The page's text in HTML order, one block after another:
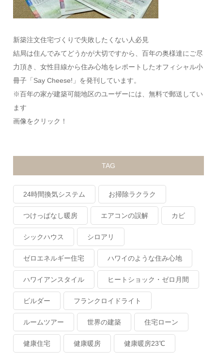
新築注文住宅づくりで失敗したくない人必見
結局は住んでみてどうかが大切ですから、百年の奥様達にご尽
力頂き、女性目線から住み心地をレポートしたオフィシャル小
冊子「Say Cheese!」を発刊しています。
※百年の家が建築可能地区のユーザーには、無料で郵送してい
ます
画像をクリック！
TAG
24時間換気システム お掃除ラクラク
つけっぱなし暖房 エアコンの誤解 カビ
シックハウス シロアリ
ゼロエネルギー住宅 ハワイのような住み心地
ハワイアンスタイル ヒートショック・ゼロ月間
ビルダー フランクロイドライト
ルームツアー 世界の建築 住宅ローン
健康住宅 健康暖房 健康暖房23℃